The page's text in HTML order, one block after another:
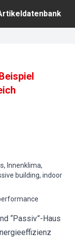
Innenklima,
building, indoor
“Passiv”-Haus